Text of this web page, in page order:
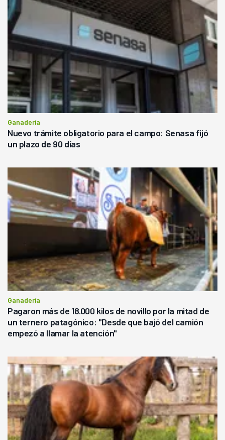
Ganadería
Nuevo trámite obligatorio para el campo: Senasa fijó
un plazo de 90 días
Ganadería
Pagaron más de 18.000 kilos de novillo por la mitad de
un ternero patagónico: "Desde que bajó del camión
empezó a llamar la atención"